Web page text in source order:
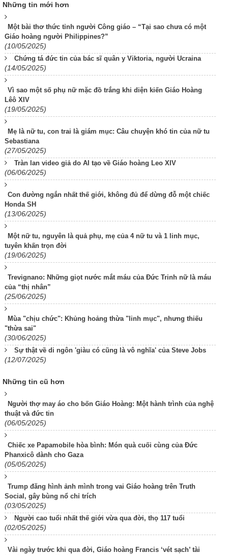
Những tin mới hơn
Một bài thơ thức tỉnh người Công giáo – “Tại sao chưa có một
Giáo hoàng người Philippines?”
(10/05/2025)
Chứng tá đức tin của bác sĩ quân y Viktoria, người Ucraina
(14/05/2025)
Vì sao một số phụ nữ mặc đồ trắng khi diện kiến Giáo Hoàng
Lêô XIV
(19/05/2025)
Mẹ là nữ tu, con trai là giám mục: Câu chuyện khó tin của nữ tu
Sebastiana
(27/05/2025)
Tràn lan video giả do AI tạo về Giáo hoàng Leo XIV
(06/06/2025)
Con đường ngắn nhất thế giới, không đủ để dừng đỗ một chiếc
Honda SH
(13/06/2025)
Một nữ tu, nguyên là quả phụ, mẹ của 4 nữ tu và 1 linh mục,
tuyên khấn trọn đời
(19/06/2025)
Trevignano: Những giọt nước mắt máu của Đức Trinh nữ là máu
của “thị nhân”
(25/06/2025)
Mùa "chịu chức": Khủng hoảng thừa "linh mục", nhưng thiếu
"thừa sai"
(30/06/2025)
Sự thật về di ngôn 'giàu có cũng là vô nghĩa' của Steve Jobs
(12/07/2025)
Những tin cũ hơn
Người thợ may áo cho bốn Giáo Hoàng: Một hành trình của nghệ
thuật và đức tin
(06/05/2025)
Chiếc xe Papamobile hòa bình: Món quà cuối cùng của Đức
Phanxicô dành cho Gaza
(05/05/2025)
Trump đăng hình ảnh mình trong vai Giáo hoàng trên Truth
Social, gây bùng nổ chỉ trích
(03/05/2025)
Người cao tuổi nhất thế giới vừa qua đời, thọ 117 tuổi
(02/05/2025)
Vài ngày trước khi qua đời, Giáo hoàng Francis ‘vét sạch’ tài